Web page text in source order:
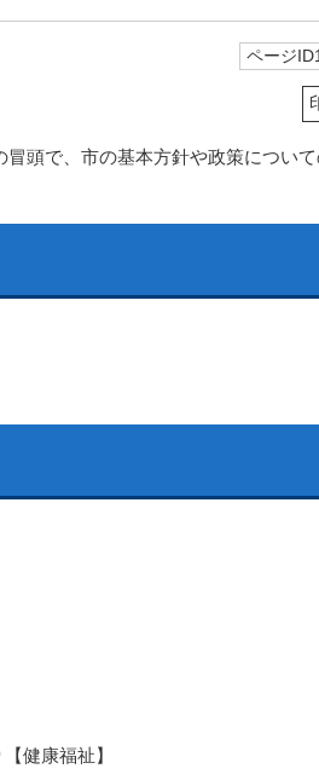
ページ
頭で、市の基本方針や政策につい
健康福祉】